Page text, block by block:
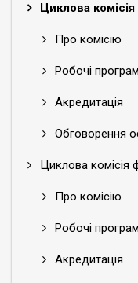
Циклова комісія
Про комісію
Робочі
Акредитація
Обговорення
Циклова комісія
Про комісію
Робочі
Акредитація